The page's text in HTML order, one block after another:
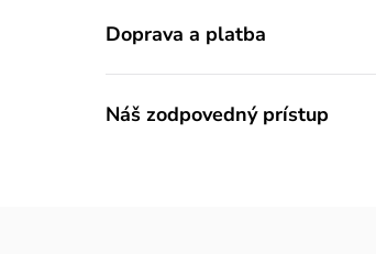
Doprava a platba
Náš zodpovedný prístup